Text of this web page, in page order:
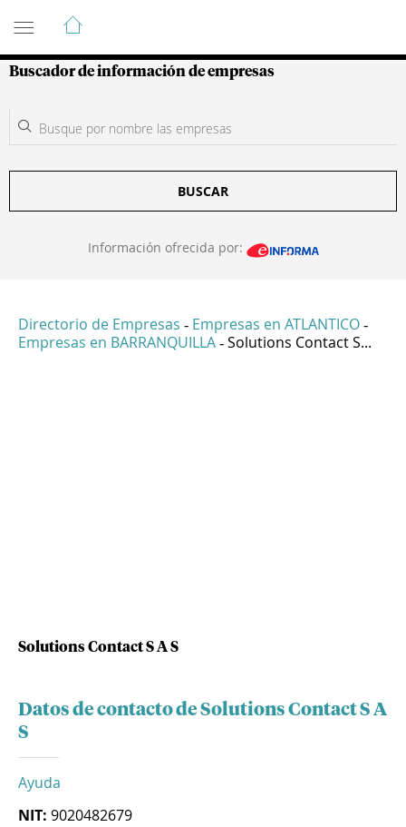
Guía de Empresas Colombianas
Buscador de información de empresas
BUSCAR
Información ofrecida por:
Directorio de Empresas - Empresas en ATLANTICO -
Empresas en BARRANQUILLA - Solutions Contact S...
Solutions Contact S A S
Datos de contacto de Solutions Contact S A
S
Ayuda
NIT: 9020482679